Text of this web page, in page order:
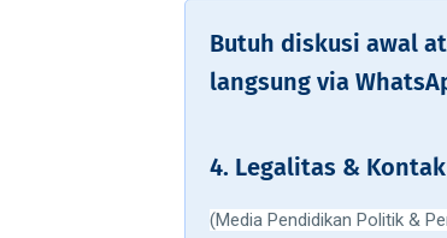
Butuh diskusi awal
langsung via
4. Legalitas &
(Media Pendidikan Politik &